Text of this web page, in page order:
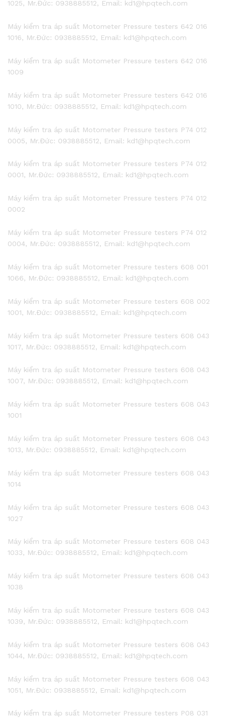
1025, Mr.Đức: 0938885512, Email: kd1@hpqtech.com
Máy kiểm tra áp suất Motometer Pressure testers 642 016
1016, Mr.Đức: 0938885512, Email: kd1@hpqtech.com
Máy kiểm tra áp suất Motometer Pressure testers 642 016
1009
Máy kiểm tra áp suất Motometer Pressure testers 642 016
1010, Mr.Đức: 0938885512, Email: kd1@hpqtech.com
Máy kiểm tra áp suất Motometer Pressure testers P74 012
0005, Mr.Đức: 0938885512, Email: kd1@hpqtech.com
Máy kiểm tra áp suất Motometer Pressure testers P74 012
0001, Mr.Đức: 0938885512, Email: kd1@hpqtech.com
Máy kiểm tra áp suất Motometer Pressure testers P74 012
0002
Máy kiểm tra áp suất Motometer Pressure testers P74 012
0004, Mr.Đức: 0938885512, Email: kd1@hpqtech.com
Máy kiểm tra áp suất Motometer Pressure testers 608 001
1066, Mr.Đức: 0938885512, Email: kd1@hpqtech.com
Máy kiểm tra áp suất Motometer Pressure testers 608 002
1001, Mr.Đức: 0938885512, Email: kd1@hpqtech.com
Máy kiểm tra áp suất Motometer Pressure testers 608 043
1017, Mr.Đức: 0938885512, Email: kd1@hpqtech.com
Máy kiểm tra áp suất Motometer Pressure testers 608 043
1007, Mr.Đức: 0938885512, Email: kd1@hpqtech.com
Máy kiểm tra áp suất Motometer Pressure testers 608 043
1001
Máy kiểm tra áp suất Motometer Pressure testers 608 043
1013, Mr.Đức: 0938885512, Email: kd1@hpqtech.com
Máy kiểm tra áp suất Motometer Pressure testers 608 043
1014
Máy kiểm tra áp suất Motometer Pressure testers 608 043
1027
Máy kiểm tra áp suất Motometer Pressure testers 608 043
1033, Mr.Đức: 0938885512, Email: kd1@hpqtech.com
Máy kiểm tra áp suất Motometer Pressure testers 608 043
1038
Máy kiểm tra áp suất Motometer Pressure testers 608 043
1039, Mr.Đức: 0938885512, Email: kd1@hpqtech.com
Máy kiểm tra áp suất Motometer Pressure testers 608 043
1044, Mr.Đức: 0938885512, Email: kd1@hpqtech.com
Máy kiểm tra áp suất Motometer Pressure testers 608 043
1051, Mr.Đức: 0938885512, Email: kd1@hpqtech.com
Máy kiểm tra áp suất Motometer Pressure testers P08 031